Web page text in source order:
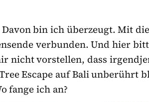
bin ich überzeugt. Mit
verbunden. Und hier
nicht vorstellen, dass
Escape auf Bali unberührt
fange ich an?